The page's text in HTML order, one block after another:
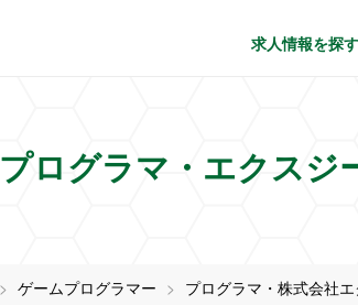
求人情報を探す
プログラマ・エクスジ
ゲームプログラマー プログラマ・株式会社